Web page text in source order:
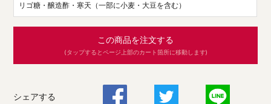
リゴ糖・醸造酢・寒天（一部に小麦・大豆を含む）
この商品を注文する
(タップするとページ上部のカート箇所に移動します)
シェアする